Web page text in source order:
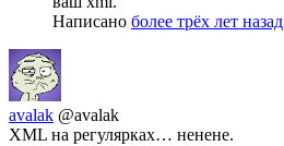
Написано более трёх лет назад
avalak @avalak
XML на регулярках… ненене.